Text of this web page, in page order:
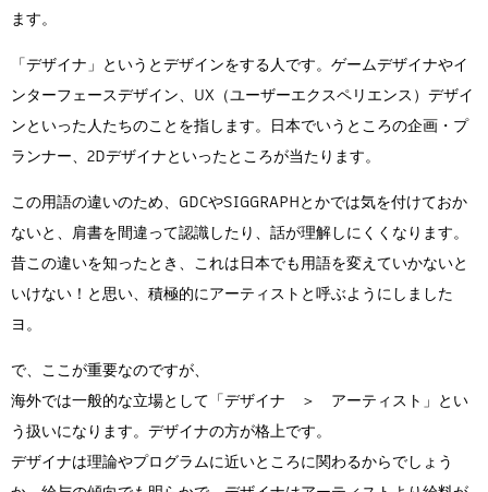
ます。
「デザイナ」というとデザインをする人です。ゲームデザイナやイ
ンターフェースデザイン、UX（ユーザーエクスペリエンス）デザイ
ンといった人たちのことを指します。日本でいうところの企画・プ
ランナー、2Dデザイナといったところが当たります。
この用語の違いのため、GDCやSIGGRAPHとかでは気を付けておか
ないと、肩書を間違って認識したり、話が理解しにくくなります。
昔この違いを知ったとき、これは日本でも用語を変えていかないと
いけない！と思い、積極的にアーティストと呼ぶようにしました
ヨ。
で、ここが重要なのですが、
海外では一般的な立場として「デザイナ ＞ アーティスト」とい
う扱いになります。デザイナの方が格上です。
デザイナは理論やプログラムに近いところに関わるからでしょう